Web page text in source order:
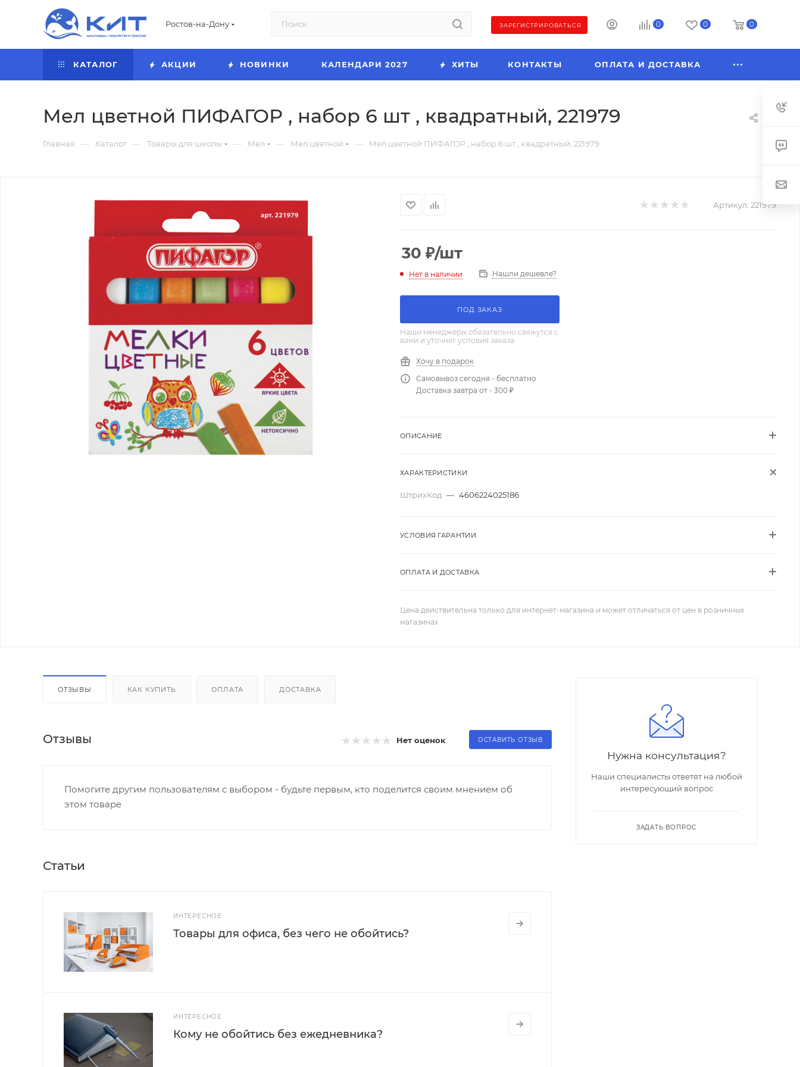
Ростов-на-Дону ЗАРЕГИСТРИРОВАТЬСЯ 0 0 0
КАТАЛОГ АКЦИИ НОВИНКИ КАЛЕНДАРИ 2027 ХИТЫ КОНТАКТЫ ОПЛАТА И ДОСТАВКА
Мел цветной ПИФАГОР , набор 6 шт , квадратный, 221979
Главная — Каталог — Товары для школы — Мел — Мел цветной — Мел цветной ПИФАГОР , набор 6 шт , квадратный, 221979
Артикул: 221979
30 ₽/шт
Нет в наличии Нашли дешевле?
ПОД ЗАКАЗ
Наши менеджеры обязательно свяжутся с
вами и уточнят условия заказа
Хочу в подарок
Самовывоз сегодня - бесплатно
Доставка завтра от - 300 ₽
ОПИСАНИЕ
ХАРАКТЕРИСТИКИ
ШтрихКод — 4606224025186
УСЛОВИЯ ГАРАНТИИ
ОПЛАТА И ДОСТАВКА
Цена действительна только для интернет-магазина и может отличаться от цен в розничных
магазинах
ОТЗЫВЫ КАК КУПИТЬ ОПЛАТА ДОСТАВКА
Отзывы Нет оценок ОСТАВИТЬ ОТЗЫВ
Помогите другим пользователям с выбором - будьте первым, кто поделится своим мнением об
этом товаре
Статьи
ИНТЕРЕСНОЕ
Товары для офиса, без чего не обойтись?
ИНТЕРЕСНОЕ
Кому не обойтись без ежедневника?
Нужна консультация?
Наши специалисты ответят на любой
интересующий вопрос
ЗАДАТЬ ВОПРОС